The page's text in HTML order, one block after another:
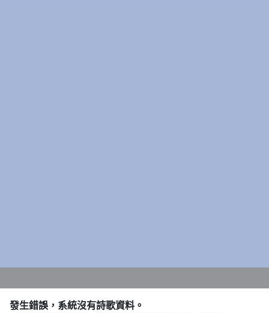
發生錯誤，系統沒有詩歌資料。